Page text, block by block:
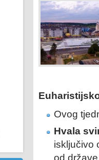
Ovog
Hvala
isključivo
od